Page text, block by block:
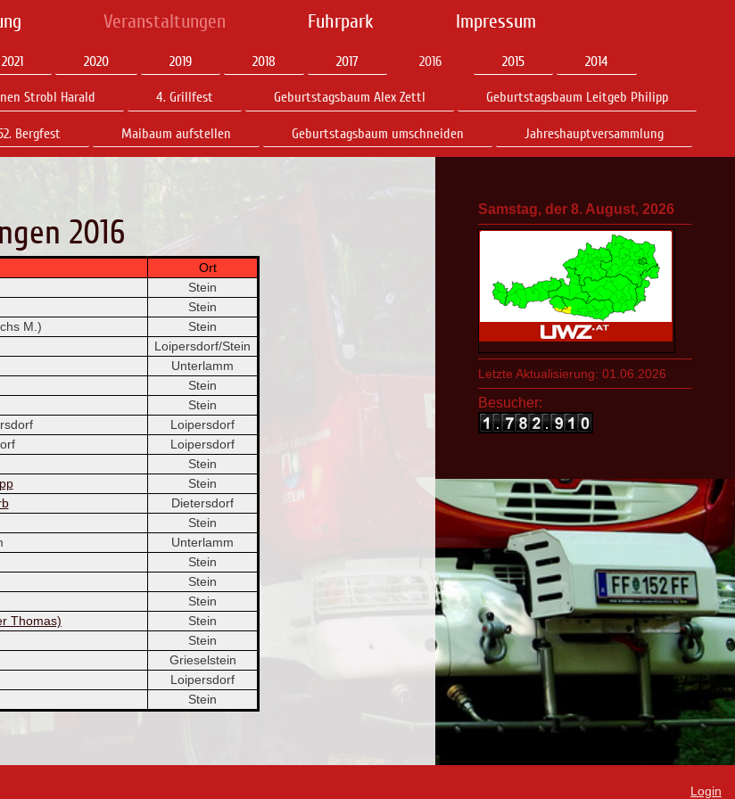
Veranstaltungen Fuhrpark Impressum
2021 2020 2019 2018 2017 2016 2015 2014
Strobl Harald 4. Grillfest Geburtstagsbaum Alex Zettl Geburtstagsbaum Leitgeb Philipp
Bergfest Maibaum aufstellen Geburtstagsbaum umschneiden Jahreshauptversammlung
2016
Ort
Stein
Stein
M.)
Stein
Loipersdorf/Stein
Unterlamm
Stein
Stein
Loipersdorf
Loipersdorf
Stein
Stein
Dietersdorf
Stein
Unterlamm
Stein
Stein
Stein
Thomas)
Stein
Stein
Grieselstein
Loipersdorf
Stein
Samstag, der 8. August, 2026
Letzte Aktualisierung: 01.06.2026
Besucher:
Login